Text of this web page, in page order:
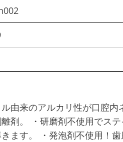
由来のアルカリ性が口腔内
剤。 ・研磨剤不使用でス
ます。 ・発泡剤不使用！